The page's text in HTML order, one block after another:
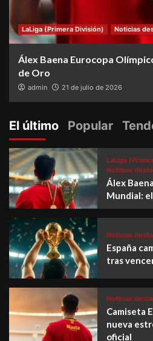
LaLiga (Primera División) Noticias
Álex Baena Eurocopa
de Oro
admin 21 de julio de 2026
El último Popular
LaLiga
Noticias
Álex
Mundial:
Noticias
España
tras
Noticias
Camiseta
nueva
oficial